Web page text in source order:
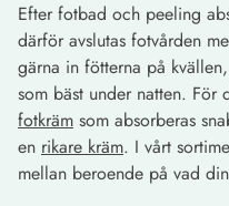
Efter fotbad och peeling
därför avslutas fotvården
gärna in fötterna på
som bäst under natten. För
fotkräm som absorberas
en rikare kräm. I vårt
mellan beroende på vad